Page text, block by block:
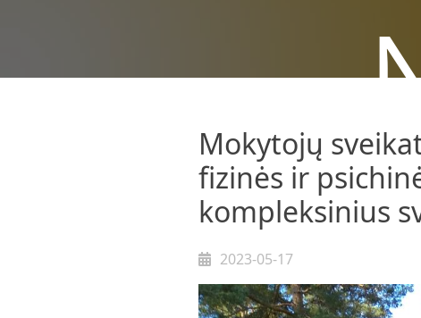
Mokytojų
fizinės ir
kompleksinius
2023-05-17